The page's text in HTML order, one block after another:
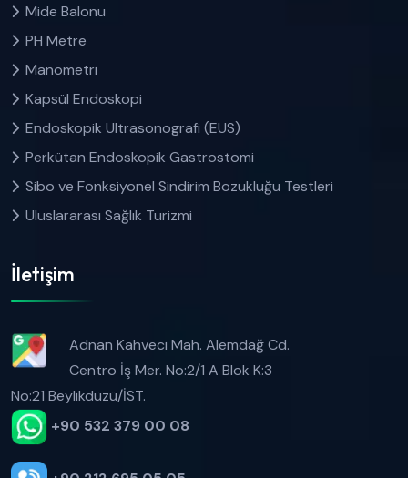
Mide Balonu
PH Metre
Manometri
Kapsül Endoskopi
Endoskopik Ultrasonografi (EUS)
Perkütan Endoskopik Gastrostomi
Sibo ve Fonksiyonel Sindirim Bozukluğu Testleri
Uluslararası Sağlık Turizmi
İletişim
Adnan Kahveci Mah. Alemdağ Cd.
Centro İş Mer. No:2/1 A Blok K:3
No:21 Beylikdüzü/İST.
+90 532 379 00 08